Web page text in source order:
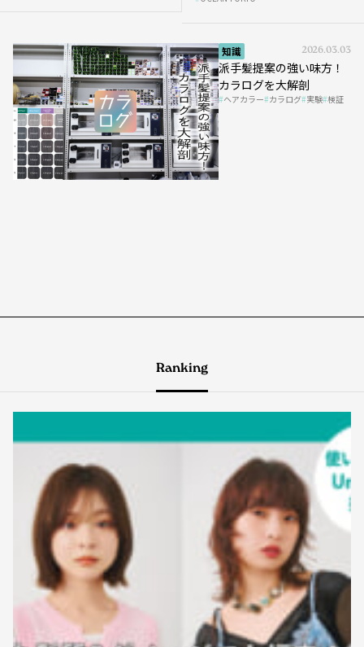
知識 2026.03.03
派手髪提案の強い味方！
カラログを大解剖
ヘアカラー カラログ 実験 検証
Ranking